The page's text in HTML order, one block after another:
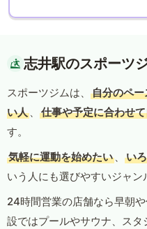
志井駅のスポーツ
スポーツジムは、
自分のペ
い人 、 仕事や予定に合わせ
す。
気軽に運動を始めたい 、 い
いう人にも選びやすいジャン
24時間営業の店舗なら早朝
設ではプールやサウナ、ス